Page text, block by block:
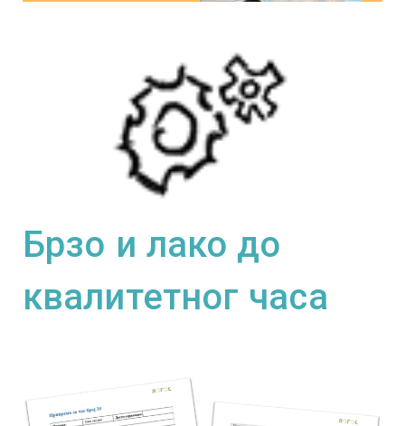
Брзо и лако до
квалитетног часа